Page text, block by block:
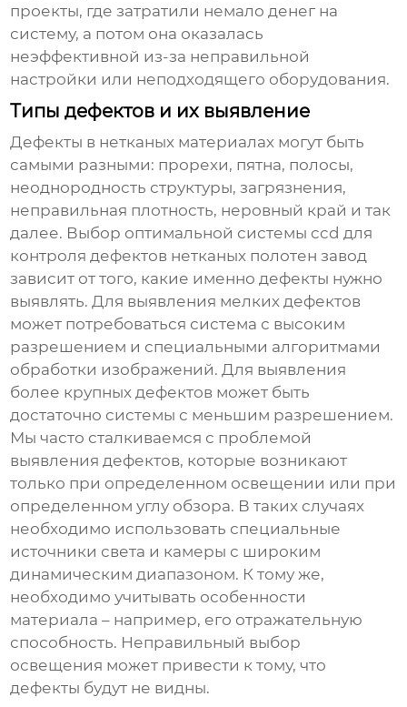
проекты, где затратили немало денег на
систему, а потом она оказалась
неэффективной из-за неправильной
настройки или неподходящего оборудования.
Типы дефектов и их выявление
Дефекты в нетканых материалах могут быть
самыми разными: прорехи, пятна, полосы,
неоднородность структуры, загрязнения,
неправильная плотность, неровный край и так
далее. Выбор оптимальной системыccd для
контроля дефектов нетканых полотен завод
зависит от того, какие именно дефекты нужно
выявлять. Для выявления мелких дефектов
может потребоваться система с высоким
разрешением и специальными алгоритмами
обработки изображений. Для выявления
более крупных дефектов может быть
достаточно системы с меньшим разрешением.
Мы часто сталкиваемся с проблемой
выявления дефектов, которые возникают
только при определенном освещении или при
определенном углу обзора. В таких случаях
необходимо использовать специальные
источники света и камеры с широким
динамическим диапазоном. К тому же,
необходимо учитывать особенности
материала – например, его отражательную
способность. Неправильный выбор
освещения может привести к тому, что
дефекты будут не видны.